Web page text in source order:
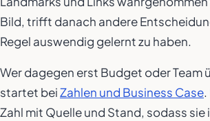
Bild, trifft danach andere
Regel auswendig gelernt zu haben.
Wer dagegen erst Budget oder Team
startet beiZahlen und Business Case
Zahl mit Quelle und Stand, sodass sie